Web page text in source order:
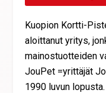
Kuopion Kortti-
aloittanut yritys,
mainostuotteiden
JouPet =yrittäjät
1990 luvun lopusta.